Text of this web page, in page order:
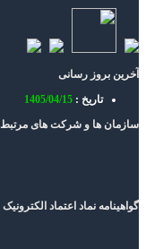
آخرین بروز رسانی
تاریخ : 1405/04/15
سازمان ها و شرکت های مرتبط
گواهینامه نماد اعتماد الکترونیک